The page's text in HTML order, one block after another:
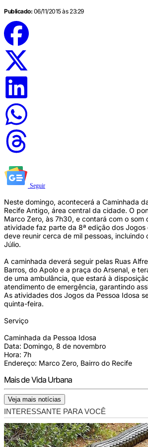
Publicado: 06/11/2015 às 23:29
Seguir
Neste domingo, acontecerá a Caminhada
Recife Antigo, área central da cidade. O
Marco Zero, às 7h30, e contará com o som
atividade faz parte da 8ª edição dos Jogos
deve reunir cerca de mil pessoas, incluindo
Júlio.
A caminhada deverá seguir pelas Ruas
Barros, do Apolo e a praça do Arsenal, e
de uma ambulância, que estará à
atendimento de emergência, garantindo
As atividades dos Jogos da Pessoa Idosa
quinta-feira.
Serviço
Caminhada da Pessoa Idosa
Data: Domingo, 8 de novembro
Hora: 7h
Endereço: Marco Zero, Bairro do Recife
Mais de Vida Urbana
Veja mais notícias